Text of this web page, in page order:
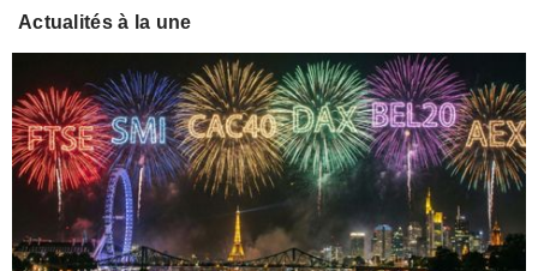
Actualités à la une